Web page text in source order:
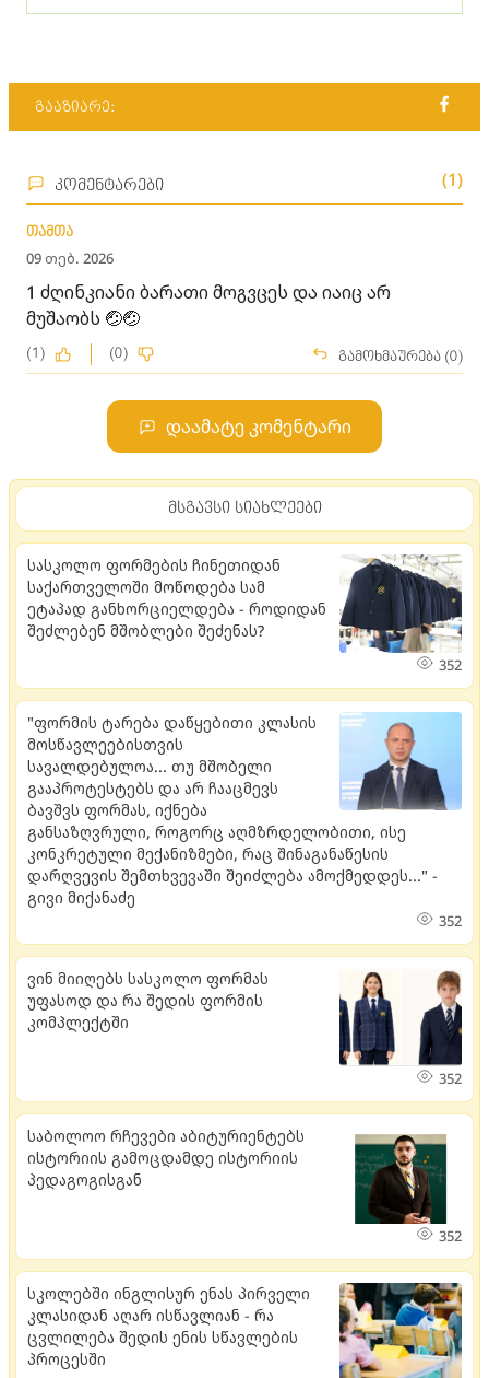
გააზიარე:
კომენტარები (1)
თამთა
09 თებ. 2026
1 ძღინკიანი ბარათი მოგვცეს და იაიც არ
მუშაობს 🤕🤕
(1) (0) გამოხმაურება (0)
დაამატე კომენტარი
მსგავსი სიახლეები
სასკოლო ფორმების ჩინეთიდან
საქართველოში მოწოდება სამ
ეტაპად განხორციელდება - როდიდან
შეძლებენ მშობლები შეძენას?
352
"ფორმის ტარება დაწყებითი კლასის
მოსწავლეებისთვის
სავალდებულოა... თუ მშობელი
გააპროტესტებს და არ ჩააცმევს
ბავშვს ფორმას, იქნება
განსაზღვრული, როგორც აღმზრდელობითი, ისე
კონკრეტული მექანიზმები, რაც შინაგანაწესის
დარღვევის შემთხვევაში შეიძლება ამოქმედდეს..." -
გივი მიქანაძე
352
ვინ მიიღებს სასკოლო ფორმას
უფასოდ და რა შედის ფორმის
კომპლექტში
352
საბოლოო რჩევები აბიტურიენტებს
ისტორიის გამოცდამდე ისტორიის
პედაგოგისგან
352
სკოლებში ინგლისურ ენას პირველი
კლასიდან აღარ ისწავლიან - რა
ცვლილება შედის ენის სწავლების
პროცესში